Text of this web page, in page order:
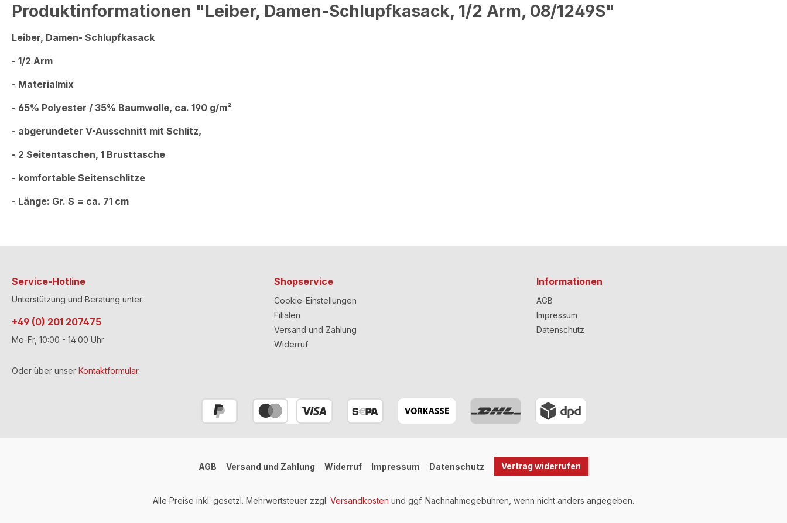
Produktinformationen "Leiber, Damen-Schlupfkasack, 1/2 Arm, 08/1249S"
Leiber, Damen- Schlupfkasack
- 1/2 Arm
- Materialmix
- 65% Polyester / 35% Baumwolle, ca. 190 g/m²
- abgerundeter V-Ausschnitt mit Schlitz,
- 2 Seitentaschen, 1 Brusttasche
- komfortable Seitenschlitze
- Länge: Gr. S = ca. 71 cm
Service-Hotline
Unterstützung und Beratung unter:
+49 (0) 201 207475
Mo-Fr, 10:00 - 14:00 Uhr
Oder über unser Kontaktformular.
Shopservice
Cookie-Einstellungen
Filialen
Versand und Zahlung
Widerruf
Informationen
AGB
Impressum
Datenschutz
AGB Versand und Zahlung Widerruf Impressum Datenschutz Vertrag widerrufen
Alle Preise inkl. gesetzl. Mehrwertsteuer zzgl. Versandkosten und ggf. Nachnahmegebühren, wenn nicht anders angegeben.